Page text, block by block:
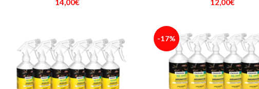
14,00€ 12,00€
-17%